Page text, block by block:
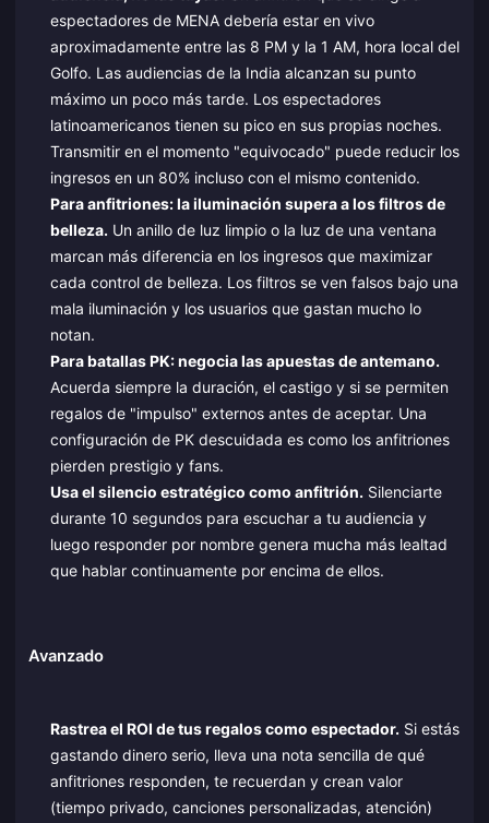
espectadores de MENA debería estar en vivo
aproximadamente entre las 8 PM y la 1 AM, hora local del
Golfo. Las audiencias de la India alcanzan su punto
máximo un poco más tarde. Los espectadores
latinoamericanos tienen su pico en sus propias noches.
Transmitir en el momento "equivocado" puede reducir los
ingresos en un 80% incluso con el mismo contenido.
Para anfitriones: la iluminación supera a los filtros de
belleza. Un anillo de luz limpio o la luz de una ventana
marcan más diferencia en los ingresos que maximizar
cada control de belleza. Los filtros se ven falsos bajo una
mala iluminación y los usuarios que gastan mucho lo
notan.
Para batallas PK: negocia las apuestas de antemano.
Acuerda siempre la duración, el castigo y si se permiten
regalos de "impulso" externos antes de aceptar. Una
configuración de PK descuidada es como los anfitriones
pierden prestigio y fans.
Usa el silencio estratégico como anfitrión. Silenciarte
durante 10 segundos para escuchar a tu audiencia y
luego responder por nombre genera mucha más lealtad
que hablar continuamente por encima de ellos.
Avanzado
Rastrea el ROI de tus regalos como espectador. Si estás
gastando dinero serio, lleva una nota sencilla de qué
anfitriones responden, te recuerdan y crean valor
(tiempo privado, canciones personalizadas, atención)